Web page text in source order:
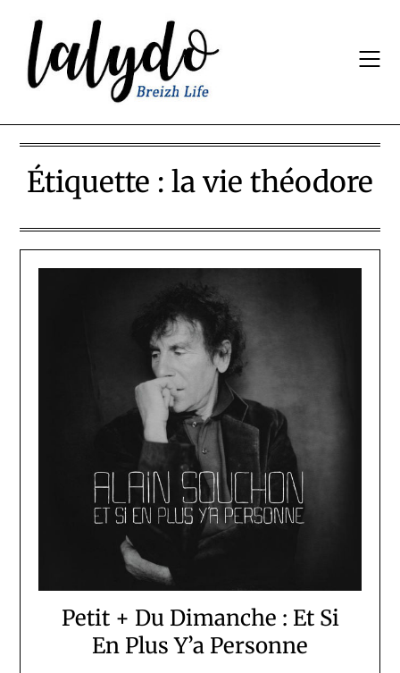
content
Étiquette : la vie théodore
Petit + Du Dimanche : Et Si
En Plus Y’a Personne